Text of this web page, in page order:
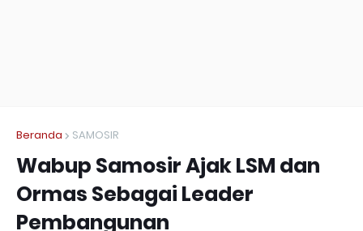
Beranda SAMOSIR
Wabup Samosir Ajak LSM dan
Ormas Sebagai Leader
Pembangunan